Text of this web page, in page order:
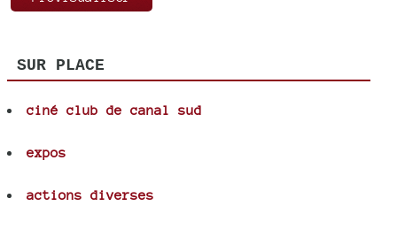
SUR PLACE
ciné club de canal sud
expos
actions diverses